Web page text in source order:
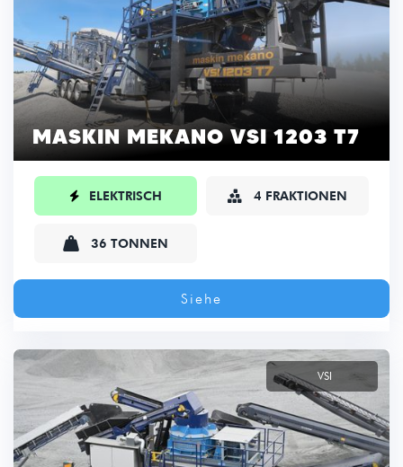
MASKIN MEKANO VSI 1203 T7
 ELEKTRISCH  4 FRAKTIONEN
 36 TONNEN
Siehe
VSI